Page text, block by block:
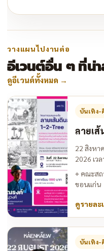
วางแผนไปงานต่อ
อีเวนต์อื่น ๆ ที่น่
ดูอีเวนต์ทั้งหมด →
บันเทิง-
ลายเ
22 สิงหา
2026 เว
⌖ คณะสถ
ขอนแก่น
ดูรายละ
บันเทิง-